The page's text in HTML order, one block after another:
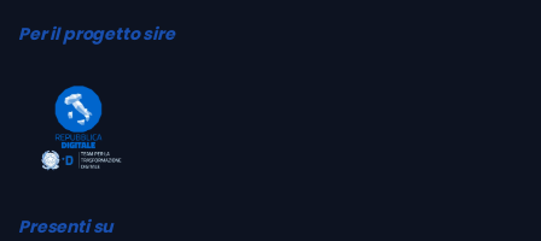
Per il progetto sire
Presenti su